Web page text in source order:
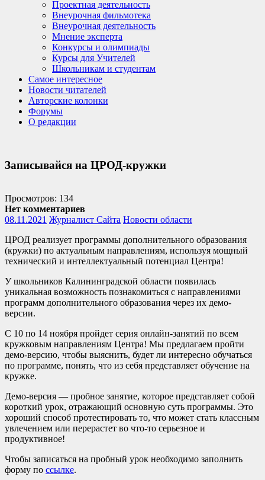
Проектная деятельность
Внеурочная фильмотека
Внеурочная деятельность
Мнение эксперта
Конкурсы и олимпиады
Курсы для Учителей
Школьникам и студентам
Самое интересное
Новости читателей
Авторские колонки
Форумы
О редакции
Записывайся на ЦРОД-кружки
Просмотров: 134
Нет комментариев
08.11.2021 Журналист Сайта Новости области
ЦРОД реализует программы дополнительного образования
(кружки) по актуальным направлениям, используя мощный
технический и интеллектуальный потенциал Центра!
У школьников Калининградской области появилась
уникальная возможность познакомиться с направлениями
программ дополнительного образования через их демо-
версии.
С 10 по 14 ноября пройдет серия онлайн-занятий по всем
кружковым направлениям Центра! Мы предлагаем пройти
демо-версию, чтобы выяснить, будет ли интересно обучаться
по программе, понять, что из себя представляет обучение на
кружке.
Демо-версия — пробное занятие, которое представляет собой
короткий урок, отражающий основную суть программы. Это
хороший способ протестировать то, что может стать классным
увлечением или перерастет во что-то серьезное и
продуктивное!
Чтобы записаться на пробный урок необходимо заполнить
форму по ссылке.